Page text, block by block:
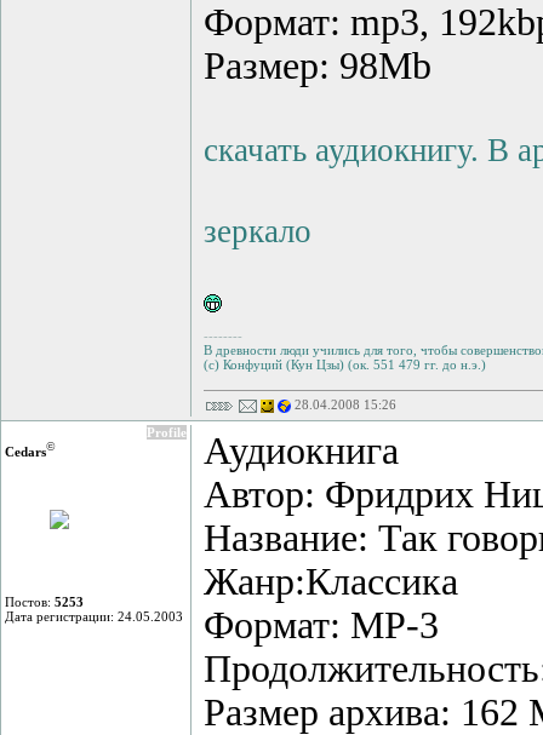
Формат: mp3,
Размер: 98Mb
скачать аудиокнигу. В
зеркало
--------
В древности люди учились для того, чтобы
(с) Конфуций (Кун Цзы) (ок. 551 479 гг. до н.э.)
28.04.2008 15:26
Profile
Cedars©
Постов: 5253
Дата регистрации: 24.05.2003
Аудиокнига
Автор: Фридрих
Название: Так
Жанр:Классика
Формат: МР-3
Размер архива: 162